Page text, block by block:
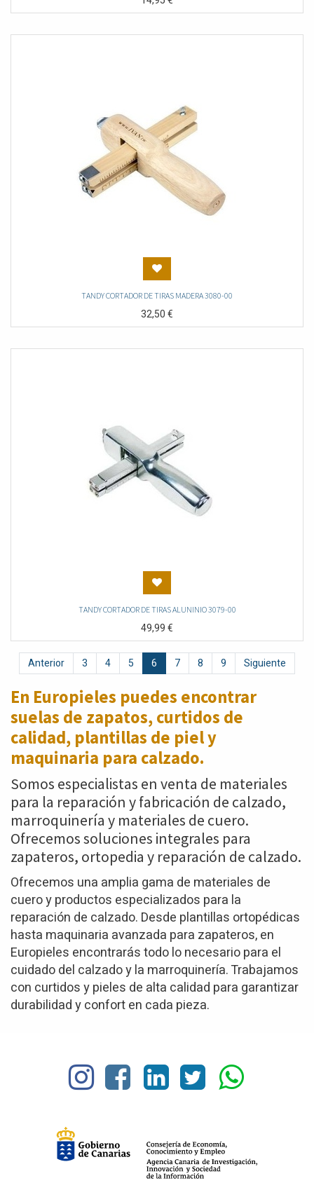
TANDY CORTADOR DE TIRAS MADERA 3080-00
32,50€
TANDY CORTADOR DE TIRAS ALUNINIO 3079-00
49,99€
Anterior 3 4 5 6 7 8 9 Siguiente
En Europieles puedes encontrar
suelas de zapatos,curtidos de
calidad, plantillas de piel y
maquinaria para calzado.
Somos especialistas en venta de materiales
para la reparación y fabricación de calzado,
marroquinería y materiales de cuero.
Ofrecemos soluciones integrales para
zapateros, ortopedia y reparación de calzado.
Ofrecemos una amplia gama de materiales de
cuero y productos especializados para la
reparación de calzado. Desde plantillas ortopédicas
hasta maquinaria avanzada para zapateros, en
Europieles encontrarás todo lo necesario para el
cuidado del calzado y la marroquinería. Trabajamos
con curtidos y pieles de alta calidad para garantizar
durabilidad y confort en cada pieza.